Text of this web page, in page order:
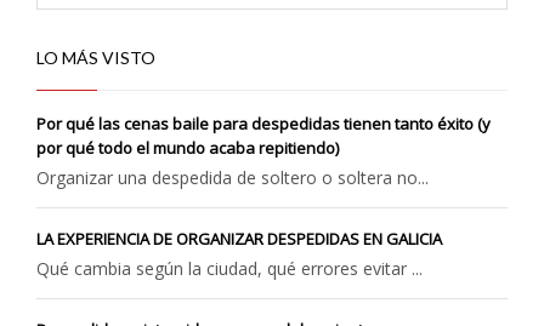
LO MÁS VISTO
Por qué las cenas baile para despedidas tienen tanto éxito (y
por qué todo el mundo acaba repitiendo)
Organizar una despedida de soltero o soltera no...
LA EXPERIENCIA DE ORGANIZAR DESPEDIDAS EN GALICIA
Qué cambia según la ciudad, qué errores evitar ...